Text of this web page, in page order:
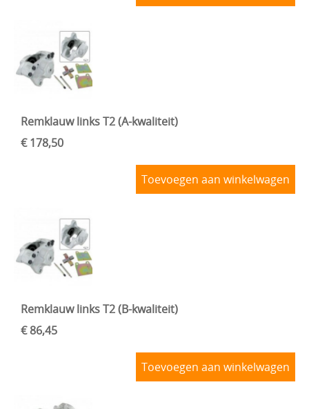
Remklauw links T2 (A-kwaliteit)
€ 178,50
Toevoegen aan winkelwagen
Remklauw links T2 (B-kwaliteit)
€ 86,45
Toevoegen aan winkelwagen